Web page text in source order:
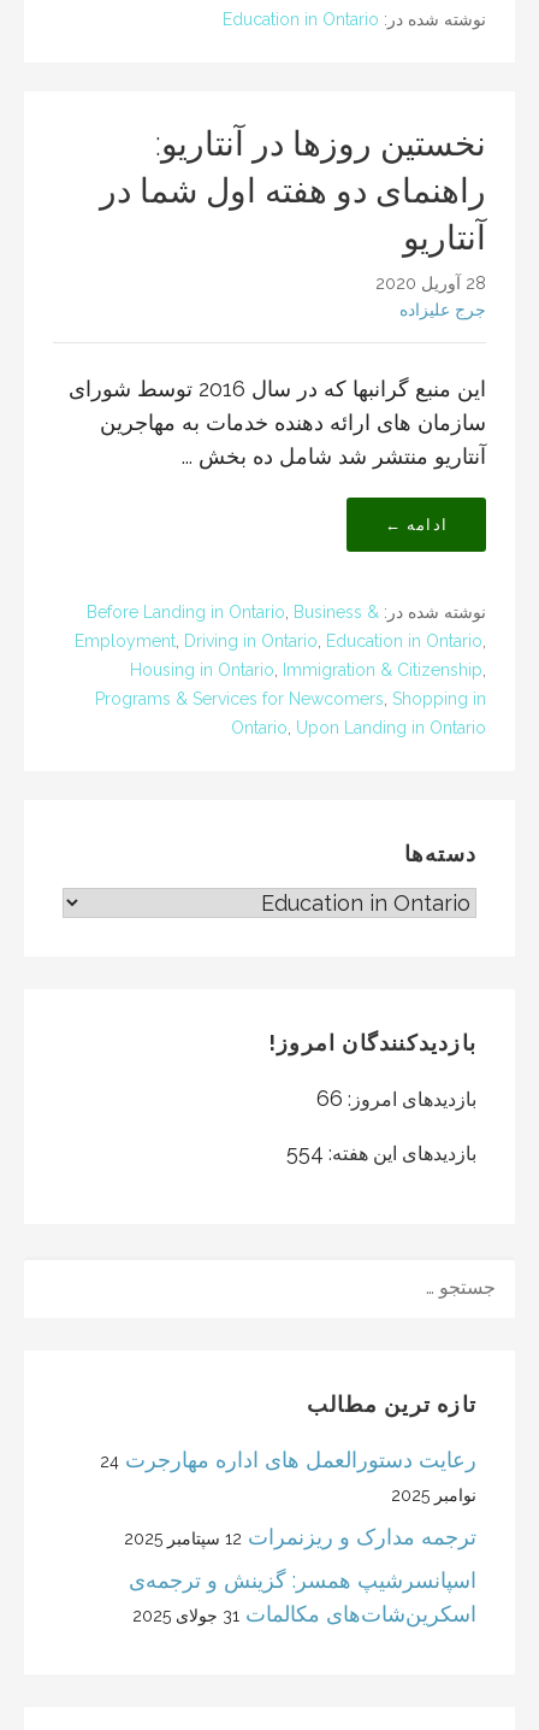
نوشته شده در: Education in Ontario
نخستین روزها در آنتاریو:
راهنمای دو هفته اول شما در
آنتاریو
28 آوریل 2020
جرج علیزاده
این منبع گرانبها که در سال 2016 توسط شورای
سازمان های ارائه دهنده خدمات به مهاجرین
آنتاریو منتشر شد شامل ده بخش ...
ادامه ←
نوشته شده در: Before Landing in Ontario
Business &
Employment Driving in Ontario Education in Ontario
Housing in Ontario
Immigration & Citizenship
Programs & Services for Newcomers Shopping in
Ontario Upon Landing in Ontario
دسته‌ها
دسته‌ها
بازدیدکنندگان امروز!
بازدیدهای امروز: 66
بازدیدهای این هفته: 554
تازه ترین مطالب
رعایت دستورالعمل های اداره مهارجرت 24
نوامبر 2025
ترجمه مدارک و ریزنمرات 12 سپتامبر 2025
اسپانسرشیپ همسر: گزینش و ترجمه‌ی
اسکرین‌شات‌های مکالمات 31 جولای 2025